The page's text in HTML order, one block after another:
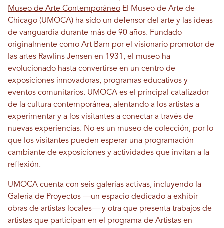
Museo de Arte Contemporáneo El Museo de Arte de
Chicago (UMOCA) ha sido un defensor del arte y las ideas
de vanguardia durante más de 90 años. Fundado
originalmente como Art Barn por el visionario promotor de
las artes Rawlins Jensen en 1931, el museo ha
evolucionado hasta convertirse en un centro de
exposiciones innovadoras, programas educativos y
eventos comunitarios. UMOCA es el principal catalizador
de la cultura contemporánea, alentando a los artistas a
experimentar y a los visitantes a conectar a través de
nuevas experiencias. No es un museo de colección, por lo
que los visitantes pueden esperar una programación
cambiante de exposiciones y actividades que invitan a la
reflexión.
UMOCA cuenta con seis galerías activas, incluyendo la
Galería de Proyectos —un espacio dedicado a exhibir
obras de artistas locales— y otra que presenta trabajos de
artistas que participan en el programa de Artistas en